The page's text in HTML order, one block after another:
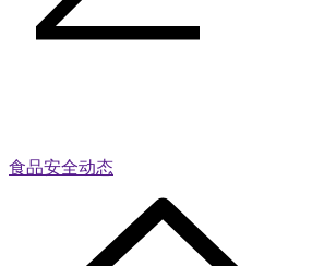
食品安全动态